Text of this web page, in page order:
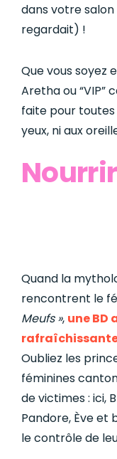
dans votre
regardait) !
Que vous soyez
Aretha ou “VIP”
faite pour toutes
yeux, ni aux
Quand la
rencontrent le
Meufs », une BD
Oubliez les
féminines
de victimes : ici,
Pandore, Ève et
le contrôle de